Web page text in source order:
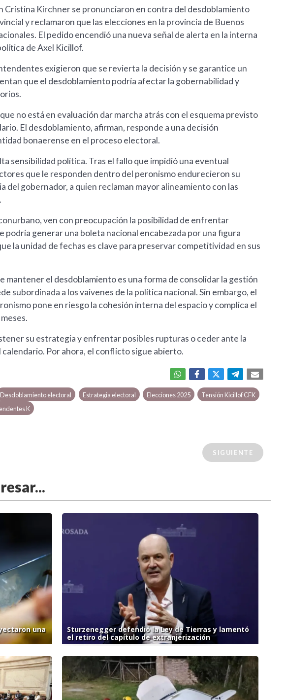
Cristina Kirchner se pronunciaron en contra del desdoblamiento
y reclamaron que las elecciones en la provincia de Buenos
El pedido encendió una nueva señal de alerta en la interna
de Axel Kicillof.
exigieron que se revierta la decisión y se garantice un
que el desdoblamiento podría afectar la gobernabilidad y
no está en evaluación dar marcha atrás con el esquema previsto
El desdoblamiento, afirman, responde a una decisión
bonaerense en el proceso electoral.
sensibilidad política. Tras el fallo que impidió una eventual
que le responden dentro del peronismo endurecieron su
del gobernador, a quien reclaman mayor alineamiento con las
ven con preocupación la posibilidad de enfrentar
podría generar una boleta nacional encabezada por una figura
la unidad de fechas es clave para preservar competitividad en sus
mantener el desdoblamiento es una forma de consolidar la gestión
subordinada a los vaivenes de la política nacional. Sin embargo, el
pone en riesgo la cohesión interna del espacio y complica el
su estrategia y enfrentar posibles rupturas o ceder ante la
Por ahora, el conflicto sigue abierto.
Desdoblamiento electoral Estrategia electoral Elecciones 2025
Tensión Kicillof CFK
K
SIGUIENTE
una
Sturzenegger defendió la Ley de Tierras y lamentó
el retiro del capítulo de extranjerización